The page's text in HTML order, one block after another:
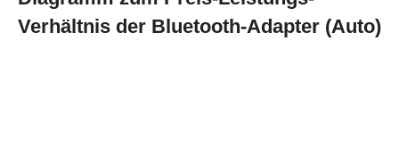
Verhältnis der Bluetooth-Adapter (Auto)